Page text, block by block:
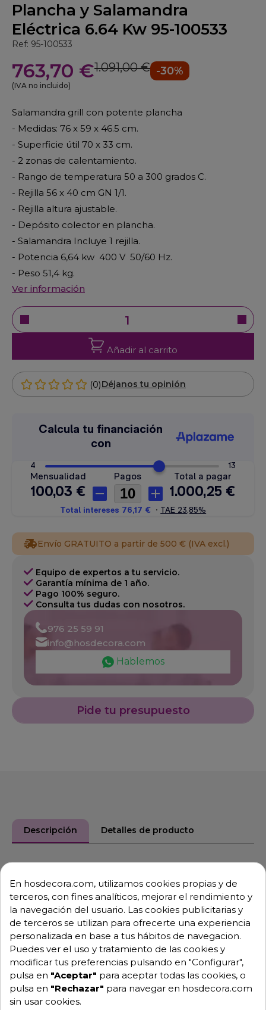
Plancha y Salamandra
Eléctrica 6.64 Kw 95-100533
Ref: 95-100533
763,70 €1.091,00 € -30%
(IVA no incluido)
Salamandra grill con potente plancha
- Medidas: 76 x 59 x 46.5 cm.
- Superficie útil 70 x 33 cm.
- 2 zonas de calentamiento.
- Rango de temperatura 50 a 300 grados C.
- Rejilla 56 x 40 cm GN 1/1.
- Rejilla altura ajustable.
- Depósito colector en plancha.
- Salamandra Incluye 1 rejilla.
- Potencia 6,64 kw 400 V 50/60 Hz.
- Peso 51,4 kg.
Ver información
Añadir al carrito
(0)Déjanos tu opinión
Envío GRATUITO a partir de 500 € (IVA excl.)
Equipo de expertos a tu servicio.
Garantía mínima de 1 año.
Pago 100% seguro.
Consulta tus dudas con nosotros.
976 25 59 91
info@hosdecora.com
Hablemos
Pide tu presupuesto
Descripción Detalles de producto
Plancha electrica con salamandra en la parte inferior
es una combinación compacta de grill y gratinador
con 2 zonas de calentamiento
que se pueden encender por separado.
El suministro de calor de la salamandra se puede
adecuar perfectamente mediante la rejilla regulable
en altura y
la temperatura ajustable de forma continua.
En hosdecora.com, utilizamos cookies propias y de
terceros, con fines analíticos, mejorar el rendimiento y
la navegación del usuario. Las cookies publicitarias y
de terceros se utilizan para ofrecerte una experiencia
personalizada en base a tus hábitos de navegacion.
Puedes ver el uso y tratamiento de las cookies y
modificar tus preferencias pulsando en "Configurar",
pulsa en "Aceptar" para aceptar todas las cookies, o
pulsa en "Rechazar" para navegar en hosdecora.com
sin usar cookies.